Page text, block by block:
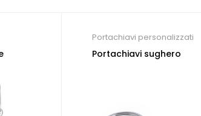
Portachiavi personalizzati
Portachiavi sughero